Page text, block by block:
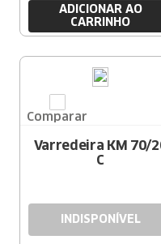
ADICIONAR AO
CARRINHO
Comparar
Varredeira KM 70/
C
INDISPONÍVEL